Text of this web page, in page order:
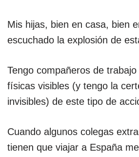
Mis hijas, bien en casa, bien
escuchado la explosión de
Tengo compañeros de
físicas visibles (y tengo la
invisibles) de este tipo de
Cuando algunos colegas
tienen que viajar a España